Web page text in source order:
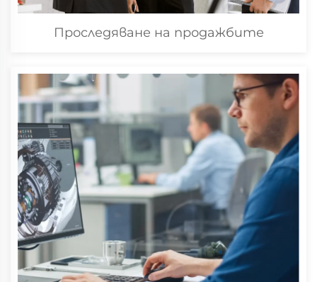
Проследяване на продажбите